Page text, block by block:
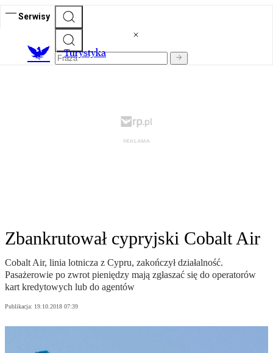
Serwisy
Turystyka
Zbankrutował cypryjski Cobalt Air
Cobalt Air, linia lotnicza z Cypru, zakończył działalność.
Pasażerowie po zwrot pieniędzy mają zgłaszać się do operatorów
kart kredytowych lub do agentów
Publikacja: 19.10.2018 07:39